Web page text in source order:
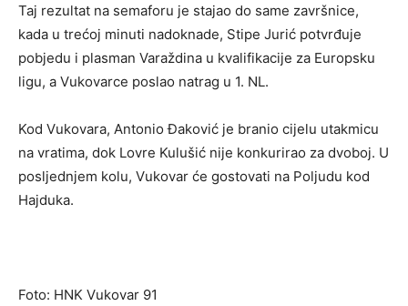
Taj rezultat na semaforu je stajao do same završnice,
kada u trećoj minuti nadoknade, Stipe Jurić potvrđuje
pobjedu i plasman Varaždina u kvalifikacije za Europsku
ligu, a Vukovarce poslao natrag u 1. NL.
Kod Vukovara, Antonio Đaković je branio cijelu utakmicu
na vratima, dok Lovre Kulušić nije konkurirao za dvoboj. U
posljednjem kolu, Vukovar će gostovati na Poljudu kod
Hajduka.
Foto: HNK Vukovar 91